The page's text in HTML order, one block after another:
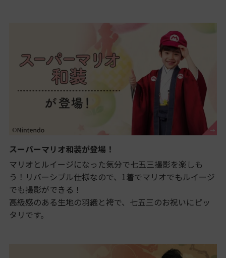
スーパーマリオ和装が登場！
マリオとルイージになった気分で七五三撮影を楽しも
う！リバーシブル仕様なので、1着でマリオでもルイージ
でも撮影ができる！
高級感のある生地の羽織と袴で、七五三のお祝いにピッ
タリです。